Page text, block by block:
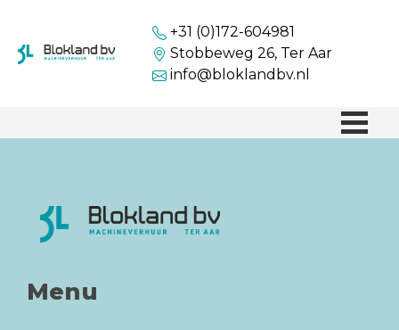
+31 (0)172-604981
Stobbeweg 26, Ter Aar
info@bloklandbv.nl
Menu